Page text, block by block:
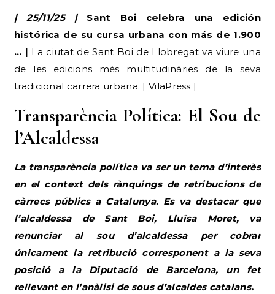
| 25/11/25 | Sant Boi celebra una edición
histórica de su cursa urbana con más de 1.900
… | La ciutat de Sant Boi de Llobregat va viure una
de les edicions més multitudinàries de la seva
tradicional carrera urbana. | VilaPress |
Transparència Política: El Sou de
l’Alcaldessa
La transparència política va ser un tema d’interès
en el context dels rànquings de retribucions de
càrrecs públics a Catalunya. Es va destacar que
l’alcaldessa de Sant Boi, Lluïsa Moret, va
renunciar al sou d’alcaldessa per cobrar
únicament la retribució corresponent a la seva
posició a la Diputació de Barcelona, un fet
rellevant en l’anàlisi de sous d’alcaldes catalans.